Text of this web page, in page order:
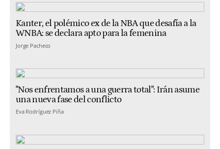
Kanter, el polémico ex de la NBA que desafía a la
WNBA: se declara apto para la femenina
Jorge Pacheco
"Nos enfrentamos a una guerra total": Irán asume
una nueva fase del conflicto
Eva Rodríguez Piña